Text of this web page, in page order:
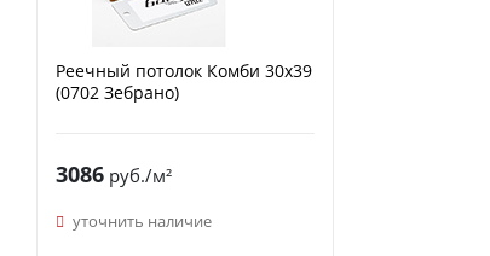
Реечный потолок Комби 30х39
(0702 Зебрано)
3086руб./м²
уточнить наличие